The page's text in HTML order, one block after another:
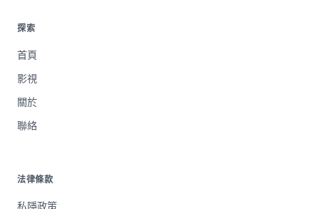
探索
首頁
影視
關於
聯絡
法律條款
私隱政策